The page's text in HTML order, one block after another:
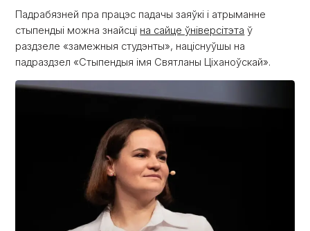
Падрабязней пра працэс падачы заяўкі і атрыманне
стыпендыі можна знайсці на сайце ўніверсітэта ў
раздзеле «замежныя студэнты», націснуўшы на
падраздзел «Стыпендыя імя Святланы Ціханоўскай».